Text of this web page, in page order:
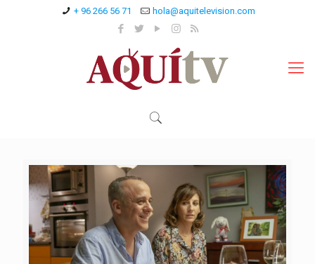
+ 96 266 56 71 hola@aquitelevision.com